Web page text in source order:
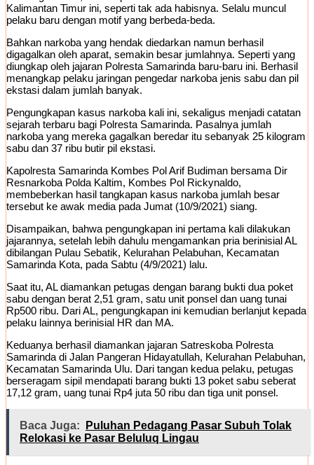
Kalimantan Timur ini, seperti tak ada habisnya. Selalu muncul
pelaku baru dengan motif yang berbeda-beda.
Bahkan narkoba yang hendak diedarkan namun berhasil
digagalkan oleh aparat, semakin besar jumlahnya. Seperti yang
diungkap oleh jajaran Polresta Samarinda baru-baru ini. Berhasil
menangkap pelaku jaringan pengedar narkoba jenis sabu dan pil
ekstasi dalam jumlah banyak.
Pengungkapan kasus narkoba kali ini, sekaligus menjadi catatan
sejarah terbaru bagi Polresta Samarinda. Pasalnya jumlah
narkoba yang mereka gagalkan beredar itu sebanyak 25 kilogram
sabu dan 37 ribu butir pil ekstasi.
Kapolresta Samarinda Kombes Pol Arif Budiman bersama Dir
Resnarkoba Polda Kaltim, Kombes Pol Rickynaldo,
membeberkan hasil tangkapan kasus narkoba jumlah besar
tersebut ke awak media pada Jumat (10/9/2021) siang.
Disampaikan, bahwa pengungkapan ini pertama kali dilakukan
jajarannya, setelah lebih dahulu mengamankan pria berinisial AL
dibilangan Pulau Sebatik, Kelurahan Pelabuhan, Kecamatan
Samarinda Kota, pada Sabtu (4/9/2021) lalu.
Saat itu, AL diamankan petugas dengan barang bukti dua poket
sabu dengan berat 2,51 gram, satu unit ponsel dan uang tunai
Rp500 ribu. Dari AL, pengungkapan ini kemudian berlanjut kepada
pelaku lainnya berinisial HR dan MA.
Keduanya berhasil diamankan jajaran Satreskoba Polresta
Samarinda di Jalan Pangeran Hidayatullah, Kelurahan Pelabuhan,
Kecamatan Samarinda Ulu. Dari tangan kedua pelaku, petugas
berseragam sipil mendapati barang bukti 13 poket sabu seberat
17,12 gram, uang tunai Rp4 juta 50 ribu dan tiga unit ponsel.
Baca Juga:
Puluhan Pedagang Pasar Subuh Tolak
Relokasi ke Pasar Beluluq Lingau